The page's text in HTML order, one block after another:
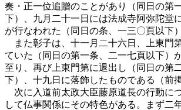
奏・正一位追贈のことがあり（同日の第
下）、九月二十一日には法成寺阿弥陀堂
が行なわれた（同日の条、一三〇頁以下）
また彰子は、十一月二十六日、上東門
ていた（同日の第一条、二一七頁以下）
至り、再び上東門第に退出し（同日の第
下）、十九日に落飾したものである（前掲
次に入道前太政大臣藤原道長の行動に
して仏事関係にその特色がある。まず二